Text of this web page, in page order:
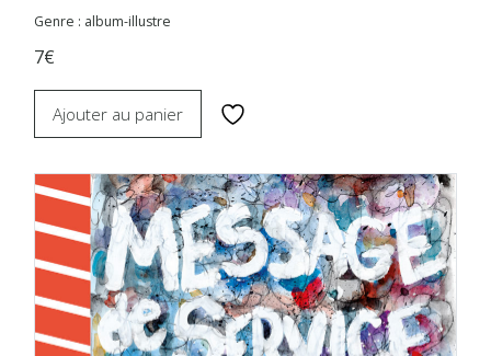
Genre : album-illustre
7€
Ajouter au panier